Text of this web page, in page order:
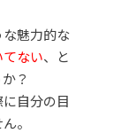
魅力的な
ない、と
？
自分の目
。